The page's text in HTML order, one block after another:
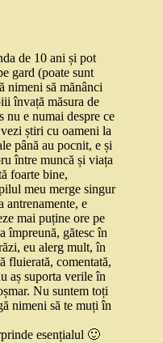
de 10 ani și pot
gard (poate sunt
nimeni să mănânci
învață măsura de
nu e numai despre ce
știri cu oameni la
până au pocnit, e și
între muncă și viața
foarte bine,
meu merge singur
antrenamente, e
mai puține ore pe
împreună, gătesc în
eu alerg mult, în
fluierată, comentată,
aș suporta verile în
Nu suntem toți
nimeni să te muți în
esențialul 🙂